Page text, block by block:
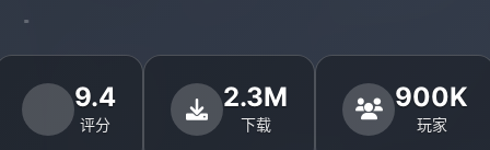
9.4
评分
2.3M
下载
900K
玩家